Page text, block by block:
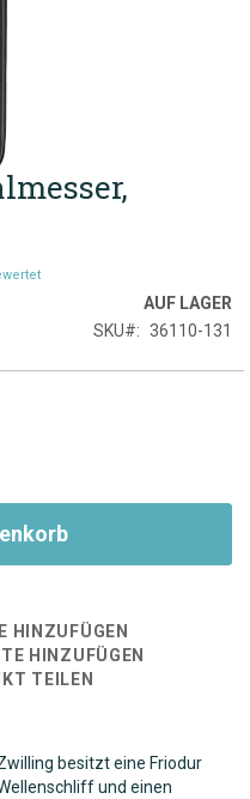
AUF LAGER
SKU
36110-131
HINZUFÜGEN
HINZUFÜGEN
TEILEN
besitzt eine Friodur
und einen